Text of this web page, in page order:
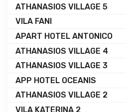
ATHANASIOS VILLAGE 5
VILA FANI
APART HOTEL ANTONICO
ATHANASIOS VILLAGE 4
ATHANASIOS VILLAGE 3
APP HOTEL OCEANIS
ATHANASIOS VILLAGE 2
VILA KATERINA 2